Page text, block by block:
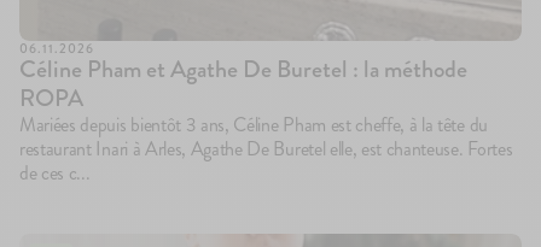
06.11.2026
Céline Pham et Agathe De Buretel : la méthode
ROPA
Mariées depuis bientôt 3 ans, Céline Pham est cheffe, à la tête du
restaurant Inari à Arles, Agathe De Buretel elle, est chanteuse. Fortes
de ces c...